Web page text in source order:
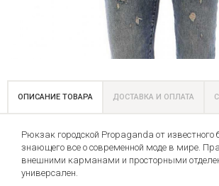
ОПИСАНИЕ ТОВАРА ДОСТАВКА И ОПЛАТА
Рюкзак городской Propaganda от известного
знающего все о современной моде в мире.
внешними карманами и просторными
универсален.